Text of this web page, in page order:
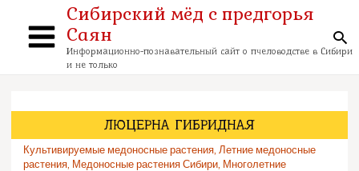
содержимому
Main
Сибирский мёд с предгорья
Саян
Информационно-познавательный сайт о пчеловодстве в Сибири
и не только
ЛЮЦЕРНА ГИБРИДНАЯ
Культивируемые медоносные растения Летние медоносные
растения Медоносные растения Сибири Многолетние